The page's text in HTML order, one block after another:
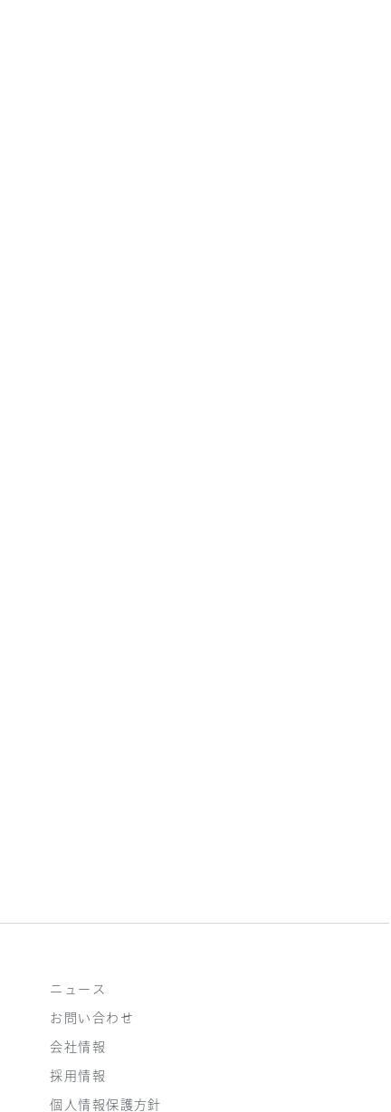
ニュース
お問い合わせ
会社情報
採用情報
個人情報保護方針